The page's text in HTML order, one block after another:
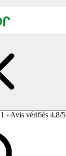
- Avis vérifiés 4,8/5